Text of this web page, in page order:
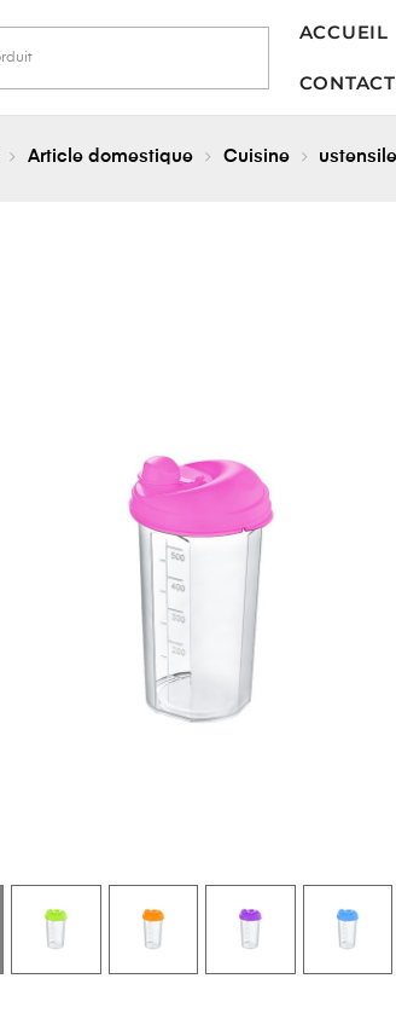
ACCUEIL
CONTACT
Article domestique Cuisine